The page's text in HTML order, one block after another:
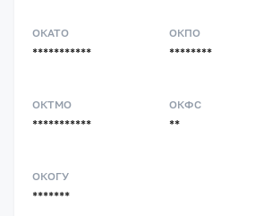
ОКАТО
***********
ОКПО
********
ОКТМО
***********
ОКФС
**
ОКОГУ
*******